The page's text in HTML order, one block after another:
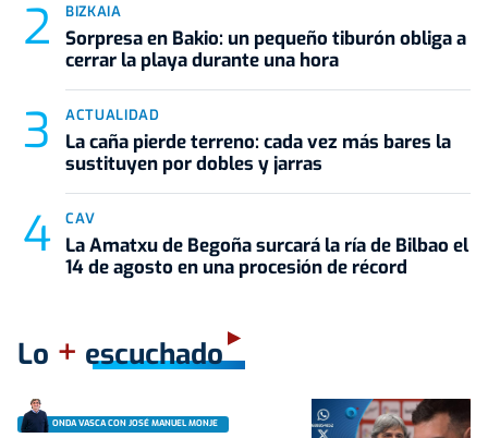
BIZKAIA
Sorpresa en Bakio: un pequeño tiburón obliga a
cerrar la playa durante una hora
ACTUALIDAD
La caña pierde terreno: cada vez más bares la
sustituyen por dobles y jarras
CAV
La Amatxu de Begoña surcará la ría de Bilbao el
14 de agosto en una procesión de récord
Lo + escuchado
ONDA VASCA CON JOSÉ MANUEL MONJE